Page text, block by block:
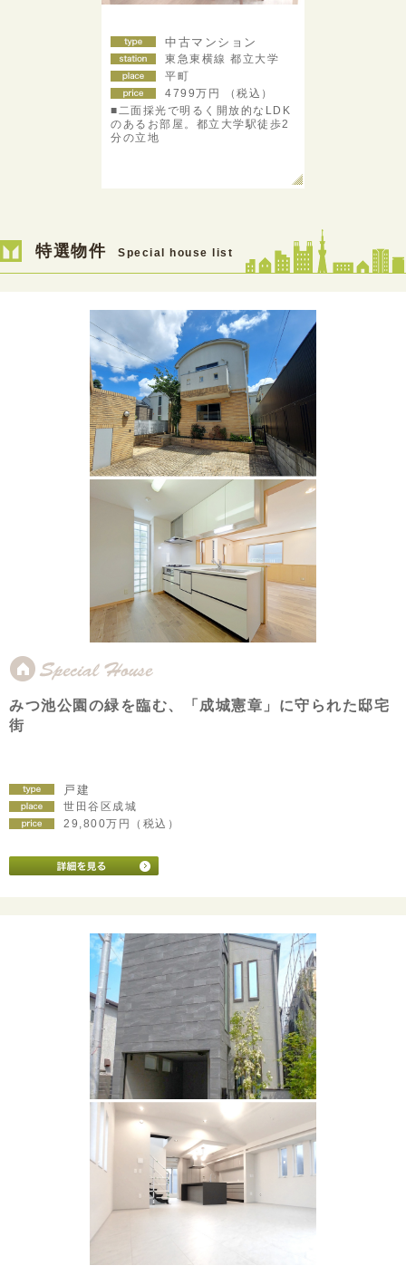
中古マンション
東急東横線 都立大学
平町
4799万円 （税込）
■二面採光で明るく開放的なLDK
のあるお部屋。都立大学駅徒歩2
分の立地
特選物件 Special house list
みつ池公園の緑を臨む、「成城憲章」に守られた邸宅
街
戸建
世田谷区成城
29,800万円（税込）